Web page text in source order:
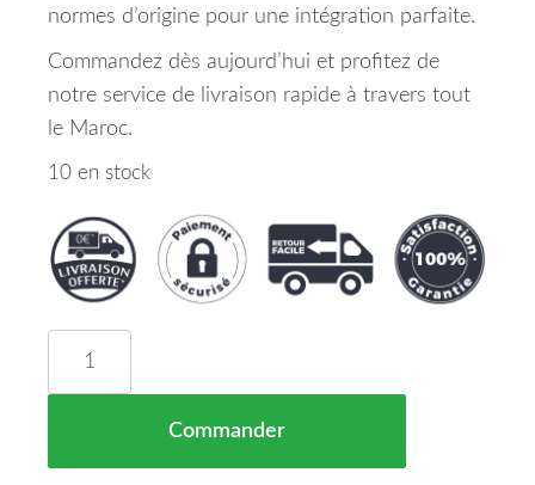
normes d’origine pour une intégration parfaite.
Commandez dès aujourd’hui et profitez de
notre service de livraison rapide à travers tout
le Maroc.
10 en stock
Commander